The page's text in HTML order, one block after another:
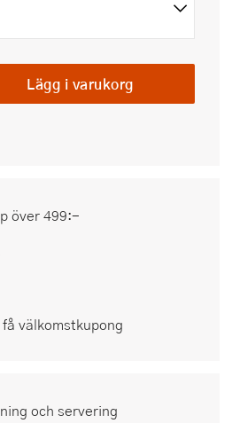
Lägg i varukorg
över 499:-
välkomstkupong
och servering